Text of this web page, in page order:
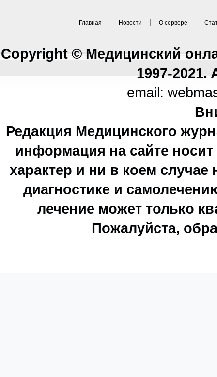
Главная Новости О сервере
Copyright © Медицинский
1997-2021.
email:
Редакция Медицинского
информация на сайте
характер и ни в коем
диагностике и
лечение может только
Пожалуйста,